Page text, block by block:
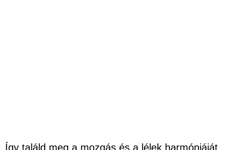
Így találd meg a mozgás és a lélek harmóniáját